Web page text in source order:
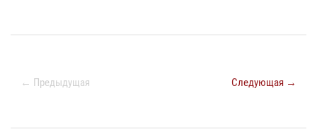
← Предыдущая Следующая →